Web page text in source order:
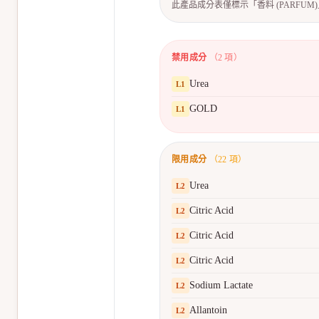
此產品成分表僅標示「香料
禁用成分 （2 項）
L1 Urea
L1 GOLD
限用成分 （22 項）
L2 Urea
L2 Citric Acid
L2 Citric Acid
L2 Citric Acid
L2 Sodium Lactate
L2 Allantoin